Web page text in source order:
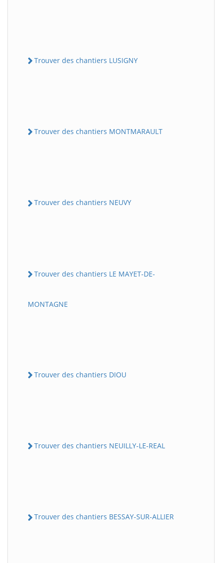
Trouver des chantiers LUSIGNY
Trouver des chantiers MONTMARAULT
Trouver des chantiers NEUVY
Trouver des chantiers LE MAYET-DE-
MONTAGNE
Trouver des chantiers DIOU
Trouver des chantiers NEUILLY-LE-REAL
Trouver des chantiers BESSAY-SUR-ALLIER